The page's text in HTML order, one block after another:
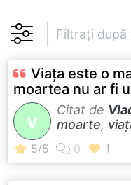
Viaţa este o
moartea nu ar fi
V
Citat de
moarte,